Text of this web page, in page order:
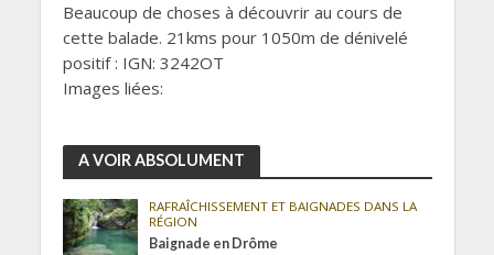
Beaucoup de choses à découvrir au cours de
cette balade. 21kms pour 1050m de dénivelé
positif : IGN: 3242OT
Images liées:
A VOIR ABSOLUMENT
RAFRAÎCHISSEMENT ET BAIGNADES DANS LA
RÉGION
Baignade en Drôme